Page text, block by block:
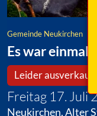
Gemeinde Neukirchen
Es war einmal
Leider ausverkauft!
Freitag 17. Juli
Neukirchen, Alter